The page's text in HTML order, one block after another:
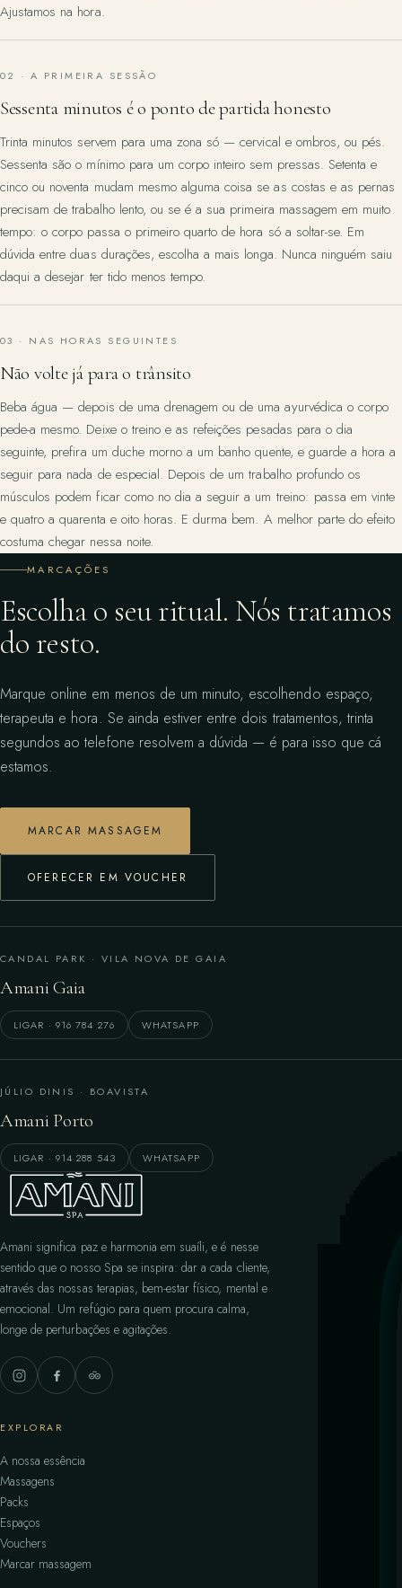
Ajustamos na hora.
02 · A PRIMEIRA SESSÃO
Sessenta minutos é o ponto de partida honesto
Trinta minutos servem para uma zona só — cervical e ombros, ou pés.
Sessenta são o mínimo para um corpo inteiro sem pressas. Setenta e
cinco ou noventa mudam mesmo alguma coisa se as costas e as pernas
precisam de trabalho lento, ou se é a sua primeira massagem em muito
tempo: o corpo passa o primeiro quarto de hora só a soltar-se. Em
dúvida entre duas durações, escolha a mais longa. Nunca ninguém saiu
daqui a desejar ter tido menos tempo.
03 · NAS HORAS SEGUINTES
Não volte já para o trânsito
Beba água — depois de uma drenagem ou de uma ayurvédica o corpo
pede-a mesmo. Deixe o treino e as refeições pesadas para o dia
seguinte, prefira um duche morno a um banho quente, e guarde a hora a
seguir para nada de especial. Depois de um trabalho profundo os
músculos podem ficar como no dia a seguir a um treino: passa em vinte
e quatro a quarenta e oito horas. E durma bem. A melhor parte do efeito
costuma chegar nessa noite.
MARCAÇÕES
Escolha o seu ritual. Nós tratamos
do resto.
Marque online em menos de um minuto, escolhendo espaço,
terapeuta e hora. Se ainda estiver entre dois tratamentos, trinta
segundos ao telefone resolvem a dúvida — é para isso que cá
estamos.
MARCAR MASSAGEM
OFERECER EM VOUCHER
CANDAL PARK · VILA NOVA DE GAIA
Amani Gaia
LIGAR · 916 784 276 WHATSAPP
JÚLIO DINIS · BOAVISTA
Amani Porto
LIGAR · 914 288 543 WHATSAPP
Amani significa paz e harmonia em suaíli, e é nesse
sentido que o nosso Spa se inspira: dar a cada cliente,
através das nossas terapias, bem-estar físico, mental e
emocional. Um refúgio para quem procura calma,
longe de perturbações e agitações.
EXPLORAR
A nossa essência
Massagens
Packs
Espaços
Vouchers
Marcar massagem